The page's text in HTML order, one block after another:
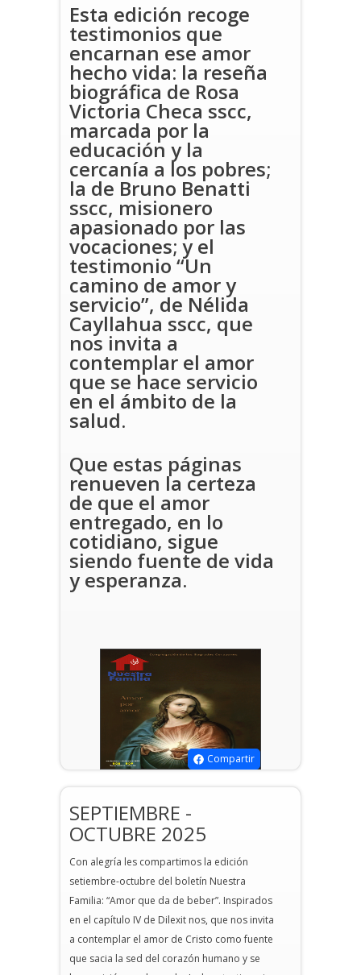
Esta edición recoge
testimonios que
encarnan ese amor
hecho vida: la reseña
biográfica de Rosa
Victoria Checa sscc,
marcada por la
educación y la
cercanía a los pobres;
la de Bruno Benatti
sscc, misionero
apasionado por las
vocaciones; y el
testimonio “Un
camino de amor y
servicio”, de Nélida
Cayllahua sscc, que
nos invita a
contemplar el amor
que se hace servicio
en el ámbito de la
salud.
Que estas páginas
renueven la certeza
de que el amor
entregado, en lo
cotidiano, sigue
siendo fuente de vida
y esperanza.
Compartir
SEPTIEMBRE -
OCTUBRE 2025
Con alegría les compartimos la edición
setiembre-octubre del boletín Nuestra
Familia: “Amor que da de beber”. Inspirados
en el capítulo IV de Dilexit nos, que nos invita
a contemplar el amor de Cristo como fuente
que sacia la sed del corazón humano y se